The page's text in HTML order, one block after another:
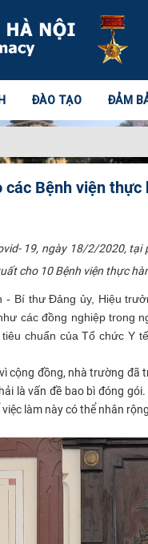
ĐÀO TẠO ĐẢM
Bệnh viện
19, ngày 18/2/2020,
cho 10 Bệnh viện thực
- Bí thư Đảng ủy, Hiệu
các đồng nghiệp trong
chuẩn của Tổ chức
cộng đồng, nhà trường
là vấn đề bao bì đóng
làm này có thể nhân